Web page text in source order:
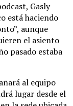
Gasly
está haciendo
aunque
el asiento
pasado estaba
al equipo
lugar desde el